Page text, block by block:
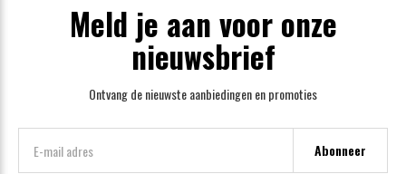
Meld je aan voor onze
nieuwsbrief
Ontvang de nieuwste aanbiedingen en promoties
Abonneer